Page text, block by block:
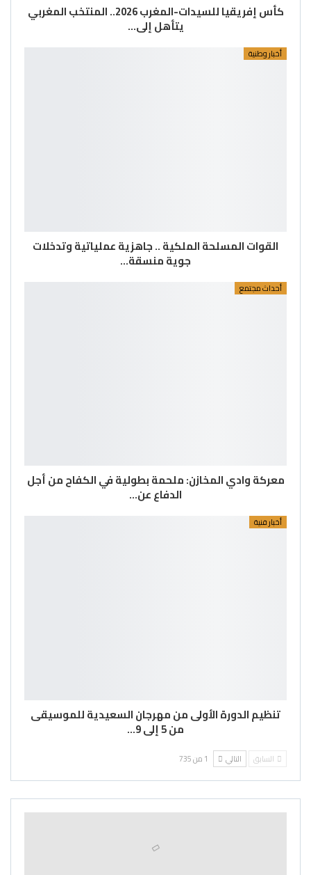
كأس إفريقيا للسيدات-المغرب 2026.. المنتخب المغربي
يتأهل إلى…
أخبار وطنية
القوات المسلحة الملكية .. جاهزية عملياتية وتدخلات
جوية منسقة…
أحداث مجتمع
معركة وادي المخازن: ملحمة بطولية في الكفاح من أجل
الدفاع عن…
أخبار فنية
تنظيم الدورة الأولى من مهرجان السعيدية للموسيقى
من 5 إلى 9…
السابق التالي 1 من 735